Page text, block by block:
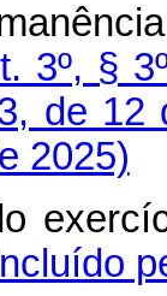
3º, §
de
2025)